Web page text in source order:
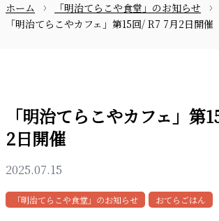
お問合せ
ホーム
「明治てらこや食堂」のお知らせ
「明治てらこやカフェ」第15回/ R7 7月2日開催
「明治てらこやカフェ」第
2日開催
2025.07.15
「明治てらこや食堂」のお知らせ おてらごはん